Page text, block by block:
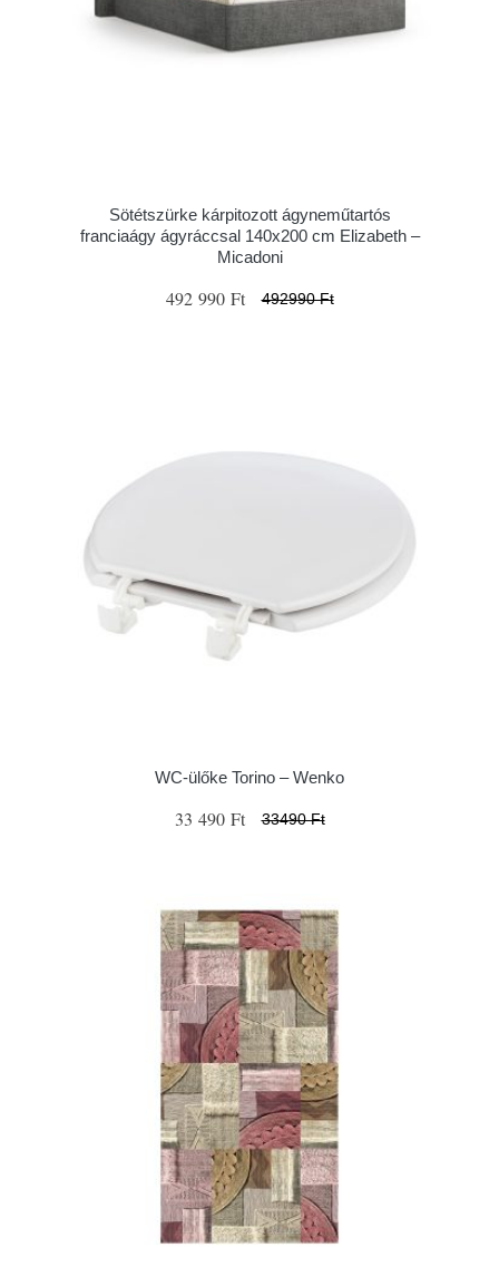
Sötétszürke kárpitozott ágyneműtartós
franciaágy ágyráccsal 140x200 cm Elizabeth –
Micadoni
492 990 Ft 492990 Ft
WC-ülőke Torino – Wenko
33 490 Ft 33490 Ft